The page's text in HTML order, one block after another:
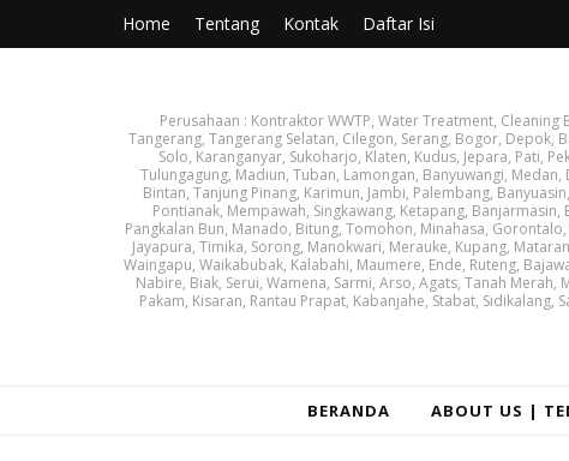
Home Tentang Kontak Daftar Isi
Perusahaan : Kontraktor WWTP, Water Treatment, Cleaning
Tangerang, Tangerang Selatan, Cilegon, Serang, Bogor, Depok,
Solo, Karanganyar, Sukoharjo, Klaten, Kudus, Jepara, Pati,
Tulungagung, Madiun, Tuban, Lamongan, Banyuwangi,
Bintan, Tanjung Pinang, Karimun, Jambi, Palembang,
Pontianak, Mempawah, Singkawang, Ketapang,
Pangkalan Bun, Manado, Bitung, Tomohon, Minahasa,
Jayapura, Timika, Sorong, Manokwari, Merauke, Kupang,
Waingapu, Waikabubak, Kalabahi, Maumere, Ende, Ruteng,
Nabire, Biak, Serui, Wamena, Sarmi, Arso, Agats, Tanah
Pakam, Kisaran, Rantau Prapat, Kabanjahe, Stabat,
BERANDA ABOUT US |